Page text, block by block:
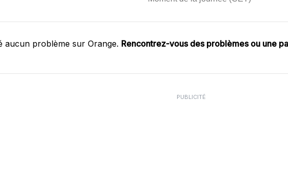
aucun problème sur Orange. Rencontrez-vous des problèmes ou une
PUBLICITÉ